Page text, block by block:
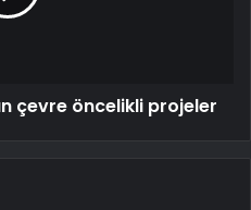
çevre öncelikli projeler